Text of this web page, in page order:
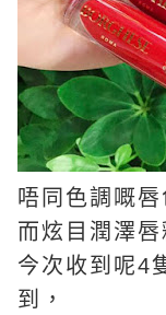
唔同色調嘅唇
而炫目潤澤唇
今次收到呢4
到，